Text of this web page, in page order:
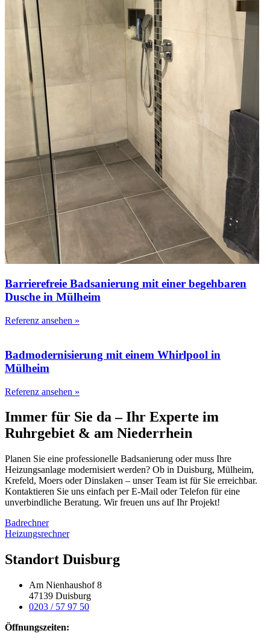
Barrierefreie Badsanierung mit einer begehbaren
Dusche in Mülheim
Referenz ansehen »
Badmodernisierung mit einem Whirlpool in
Mülheim
Referenz ansehen »
Immer für Sie da – Ihr Experte im
Ruhrgebiet & am Niederrhein
Planen Sie eine professionelle Badsanierung oder muss Ihre
Heizungsanlage modernisiert werden? Ob in Duisburg, Mülheim,
Krefeld, Moers oder Dinslaken – unser Team ist für Sie erreichbar.
Kontaktieren Sie uns einfach per E-Mail oder Telefon für eine
unverbindliche Beratung. Wir freuen uns auf Ihr Projekt!
Badrechner
Heizungsrechner
Standort Duisburg
Am Nienhaushof 8
47139 Duisburg
0203 / 57 97 50
Öffnungszeiten: